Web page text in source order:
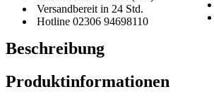
Versandbereit in 24 Std.
Hotline 02306 94698110
Beschreibung
Produktinformationen